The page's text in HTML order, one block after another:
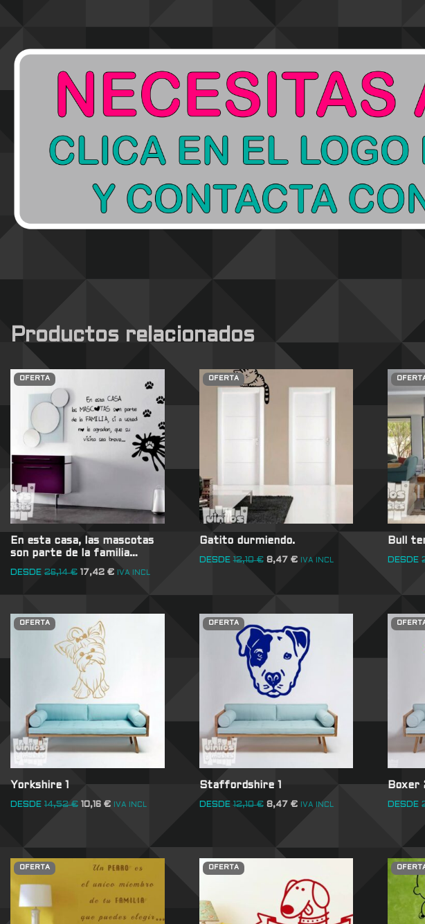
Productos relacionados
OFERTA
En esta casa, las mascotas
son parte de la familia…
DESDE 26,14€ 17,42 € IVA INCL
OFERTA
Gatito durmiendo.
DESDE 12,10€ 8,47 € IVA INCL
Bull
DESDE
OFERTA
Yorkshire 1
DESDE 14,52€ 10,16 € IVA INCL
OFERTA
Staffordshire 1
DESDE 12,10€ 8,47 € IVA INCL
Boxer
DESDE
OFERTA OFERTA